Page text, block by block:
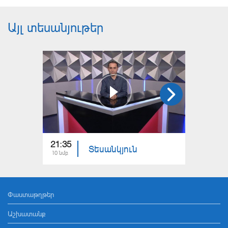
Այլ տեսանյութեր
21:35
10 նմբ Տեսանկյուն
Փաստաթղթեր
Աշխատանք